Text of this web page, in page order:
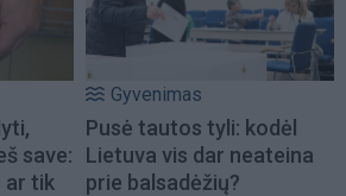
save:
ar tik
Gyvenimas
Pusė tautos tyli: kodėl
Lietuva vis dar neateina
prie balsadėžių?